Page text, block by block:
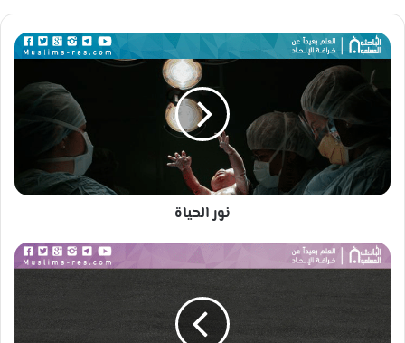
الوي
ب
وك
ن
و
ح
ة
نور الحياة
م
ح